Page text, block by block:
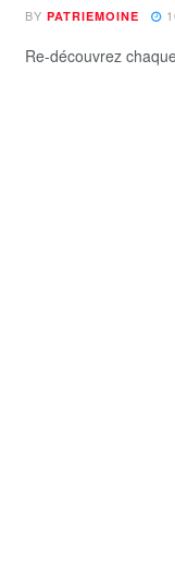
BY PATRIEMOINE
Re-découvrez